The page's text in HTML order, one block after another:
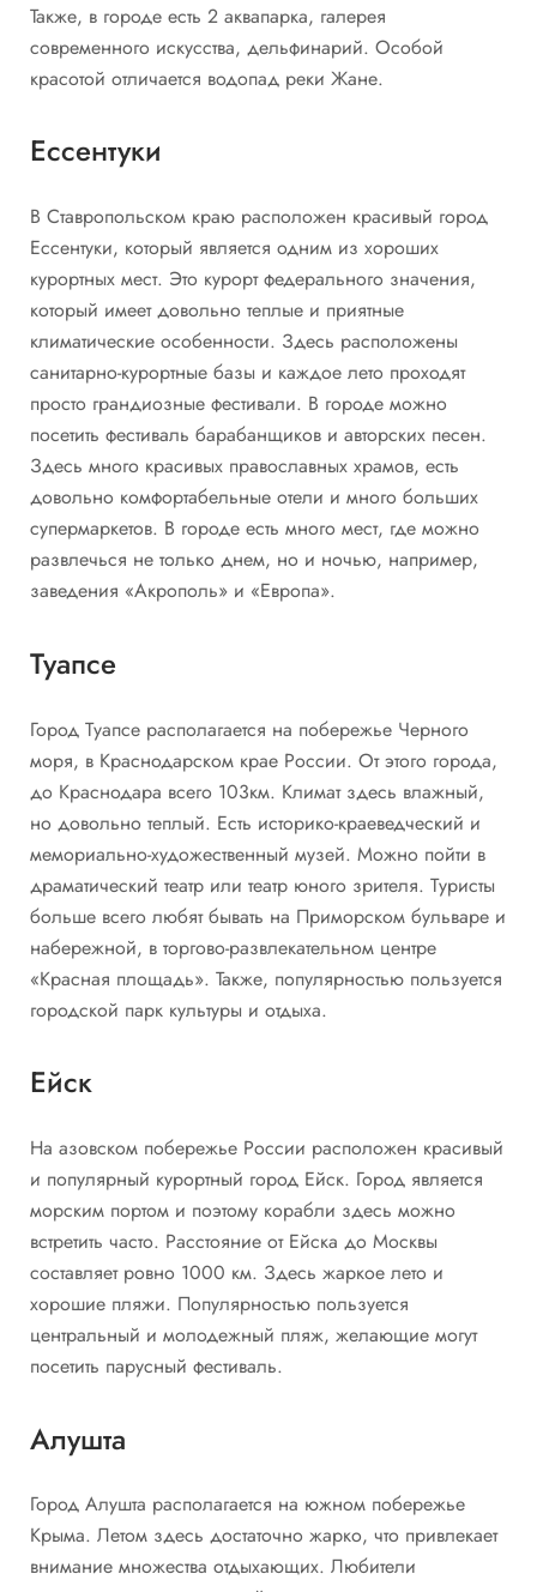
Также, в городе есть 2 аквапарка, галерея
современного искусства, дельфинарий. Особой
красотой отличается водопад реки Жане.
Ессентуки
В Ставропольском краю расположен красивый город
Ессентуки, который является одним из хороших
курортных мест. Это курорт федерального значения,
который имеет довольно теплые и приятные
климатические особенности. Здесь расположены
санитарно-курортные базы и каждое лето проходят
просто грандиозные фестивали. В городе можно
посетить фестиваль барабанщиков и авторских песен.
Здесь много красивых православных храмов, есть
довольно комфортабельные отели и много больших
супермаркетов. В городе есть много мест, где можно
развлечься не только днем, но и ночью, например,
заведения «Акрополь» и «Европа».
Туапсе
Город Туапсе располагается на побережье Черного
моря, в Краснодарском крае России. От этого города,
до Краснодара всего 103км. Климат здесь влажный,
но довольно теплый. Есть историко-краеведческий и
мемориально-художественный музей. Можно пойти в
драматический театр или театр юного зрителя. Туристы
больше всего любят бывать на Приморском бульваре и
набережной, в торгово-развлекательном центре
«Красная площадь». Также, популярностью пользуется
городской парк культуры и отдыха.
Ейск
На азовском побережье России расположен красивый
и популярный курортный город Ейск. Город является
морским портом и поэтому корабли здесь можно
встретить часто. Расстояние от Ейска до Москвы
составляет ровно 1000 км. Здесь жаркое лето и
хорошие пляжи. Популярностью пользуется
центральный и молодежный пляж, желающие могут
посетить парусный фестиваль.
Алушта
Город Алушта располагается на южном побережье
Крыма. Летом здесь достаточно жарко, что привлекает
внимание множества отдыхающих. Любители